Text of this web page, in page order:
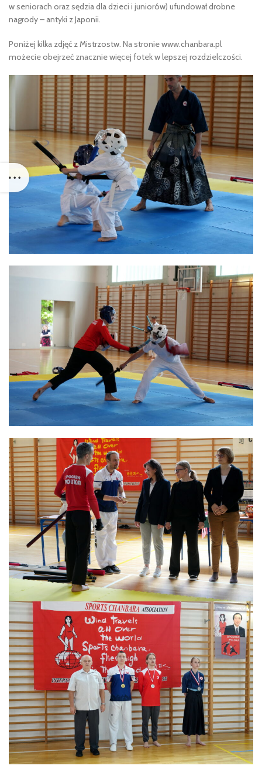
w seniorach oraz sędzia dla dzieci i juniorów) ufundował drobne
nagrody – antyki z Japonii.
Poniżej kilka zdjęć z Mistrzostw. Na stronie www.chanbara.pl
możecie obejrzeć znacznie więcej fotek w lepszej rozdzielczości.